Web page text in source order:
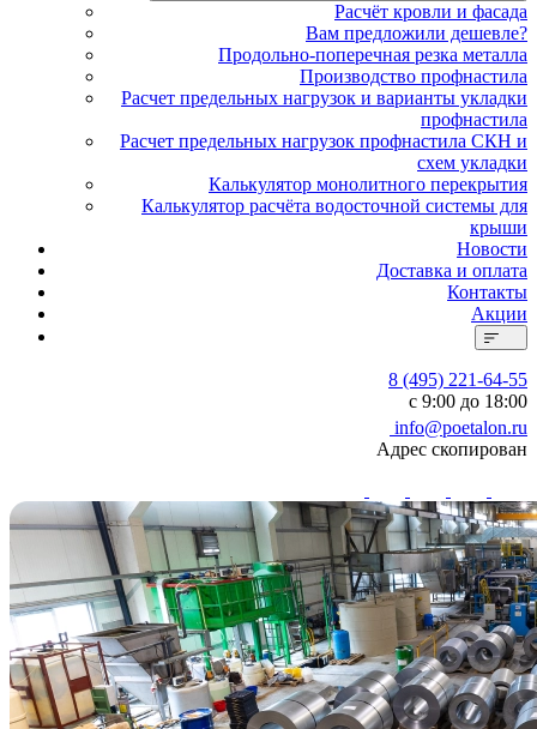
Расчёт кровли и фасада
Вам предложили дешевле?
Продольно-поперечная резка металла
Производство профнастила
Расчет предельных нагрузок и варианты укладки
профнастила
Расчет предельных нагрузок профнастила СКН и
схем укладки
Калькулятор монолитного перекрытия
Калькулятор расчёта водосточной системы для
крыши
Новости
Доставка и оплата
Контакты
Акции
8 (495) 221-64-55
с 9:00 до 18:00
info@poetalon.ru
Адрес скопирован